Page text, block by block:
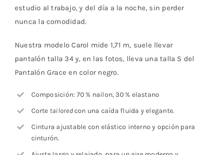
estudio al trabajo, y del día a la noche, sin perder
nunca la comodidad.
Nuestra modelo Carol mide 1,71 m, suele llevar
pantalón talla 34 y, en las fotos, lleva una talla S del
Pantalón Grace en color negro.
Composición: 70 % nailon, 30 % elastano
Corte tailoredcon una caída fluida y elegante.
Cintura ajustable con elástico interno y opción para
cinturón.